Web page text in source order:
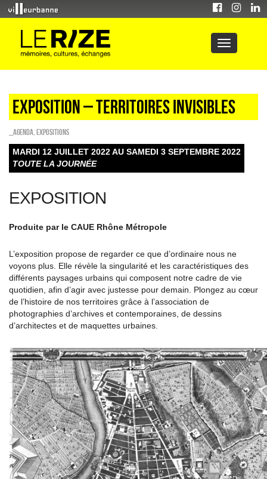
Exposition – Territoires invisibles
_Agenda EXPOSITIONS
MARDI 12 JUILLET 2022 AU SAMEDI 3 SEPTEMBRE 2022
TOUTE LA JOURNÉE
EXPOSITION
Produite par le CAUE Rhône Métropole
L’exposition propose de regarder ce que d’ordinaire nous ne
voyons plus. Elle révèle la singularité et les caractéristiques des
différents paysages urbains qui composent notre cadre de vie
quotidien, afin d’agir avec justesse pour demain. Plongez au cœur
de l’histoire de nos territoires grâce à l’association de
photographies d’archives et contemporaines, de dessins
d’architectes et de maquettes urbaines.